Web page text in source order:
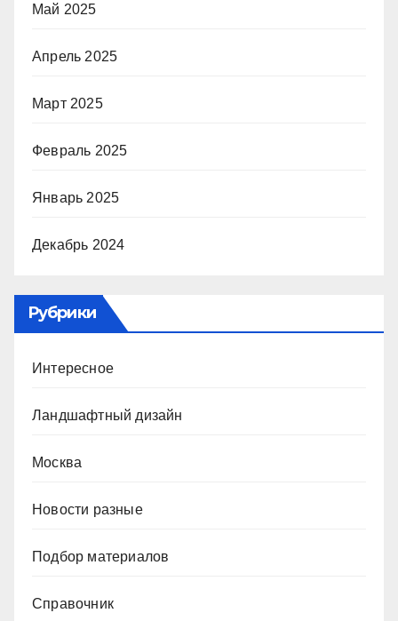
Май 2025
Апрель 2025
Март 2025
Февраль 2025
Январь 2025
Декабрь 2024
Рубрики
Интересное
Ландшафтный дизайн
Москва
Новости разные
Подбор материалов
Справочник